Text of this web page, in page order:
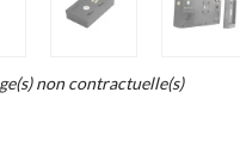
non contractuelle(s)